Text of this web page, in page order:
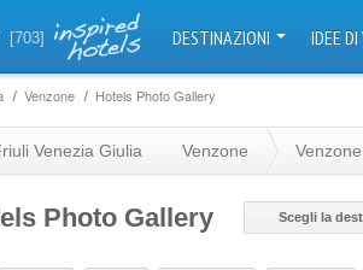
[703] DESTINAZIONI IDEE
Venzone Hotels Photo Gallery
Venezia Giulia Venzone
Photo Gallery Scegli la